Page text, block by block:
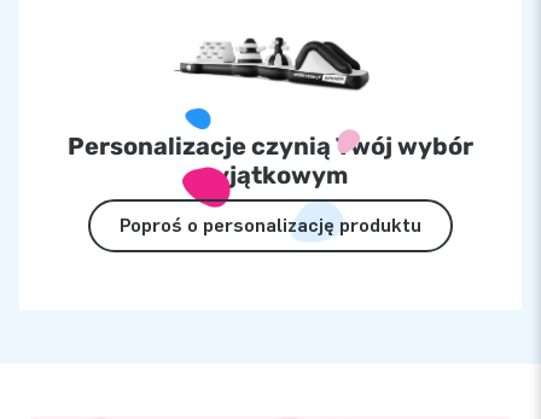
Personalizacje czynią Twój wybór
wyjątkowym
Poproś o personalizację produktu